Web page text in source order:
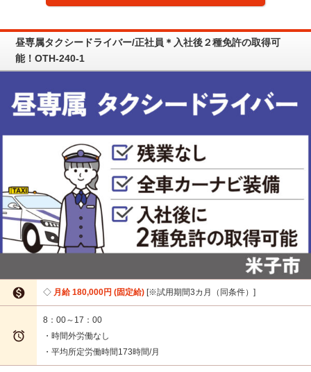
昼専属タクシードライバー/正社員＊入社後２種免許の取得可
能！OTH-240-1
 月給 180,000円 (固定給) ※試用期間3カ月（同条件）

8：00～17：00
・時間外労働なし
・平均所定労働時間173時間/月